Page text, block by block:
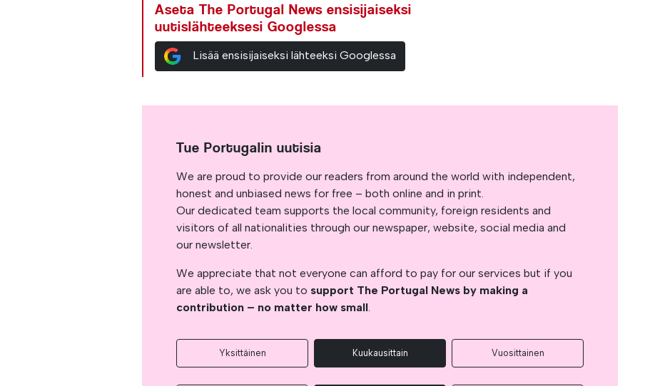
Aseta The Portugal News ensisijaiseksi
uutislähteeksesi Googlessa
Lisää ensisijaiseksi lähteeksi Googlessa
Tue Portugalin uutisia
We are proud to provide our readers from around the world with independent,
honest and unbiased news for free – both online and in print.
Our dedicated team supports the local community, foreign residents and
visitors of all nationalities through our newspaper, website, social media and
our newsletter.
We appreciate that not everyone can afford to pay for our services but if you
are able to, we ask you to support The Portugal News by making a
contribution – no matter how small.
Yksittäinen Kuukausittain Vuosittainen